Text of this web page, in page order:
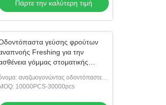
Πάρτε την καλύτερη τιμή
γεύσης φρούτων
Freshing για την
γόμμας στοματικής
αναζωογονώντας οδοντόπαστες
γεύσης φρούτων
MOQ: 10000PCS-30000pcs